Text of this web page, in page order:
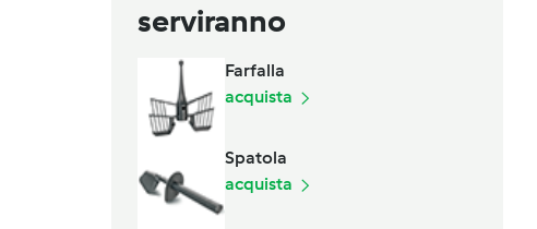
serviranno
Farfalla
acquista
Spatola
acquista